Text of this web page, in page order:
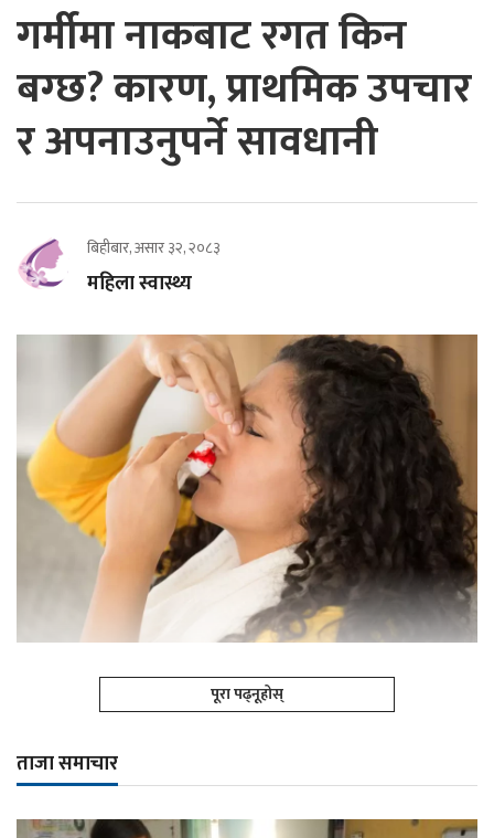
गर्मीमा नाकबाट रगत किन
बग्छ? कारण, प्राथमिक उपचार
र अपनाउनुपर्ने सावधानी
बिहीबार, असार ३२, २०८३
महिला स्वास्थ्य
पूरा पढ्नूहोस्
ताजा समाचार